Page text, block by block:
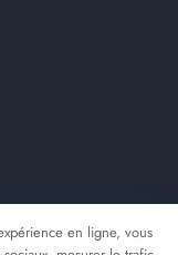
en ligne, vous